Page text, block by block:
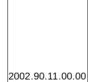
2002.90.11.00.00